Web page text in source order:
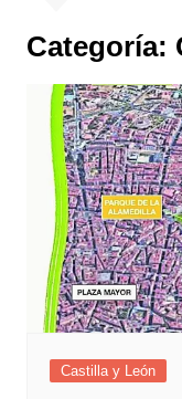
Categoría:
Castilla y León